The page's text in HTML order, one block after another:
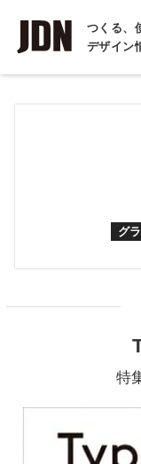
つくる、
デザイン
インタビュー
REPORT
グ
特